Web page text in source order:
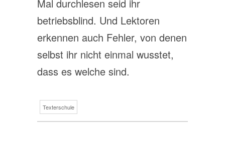
Mal durchlesen seid ihr
betriebsblind. Und Lektoren
erkennen auch Fehler, von denen
selbst ihr nicht einmal wusstet,
dass es welche sind.
Texterschule